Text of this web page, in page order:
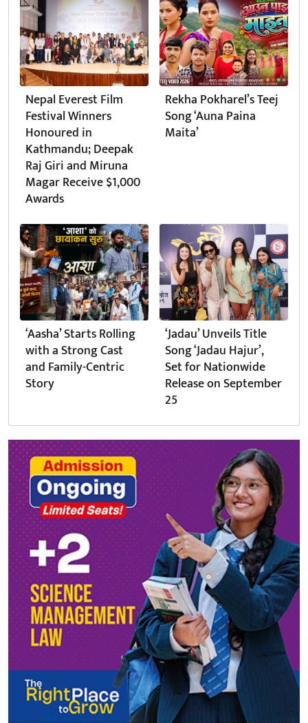
Nepal Everest Film
Festival Winners
Honoured in
Kathmandu; Deepak
Raj Giri and Miruna
Magar Receive $1,000
Awards
Rekha Pokharel’s Teej
Song ‘Auna Paina
Maita’
‘Aasha’ Starts Rolling
with a Strong Cast
and Family-Centric
Story
‘Jadau’ Unveils Title
Song ‘Jadau Hajur’,
Set for Nationwide
Release on September
25